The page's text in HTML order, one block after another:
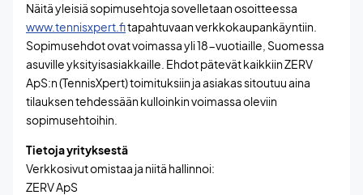
Näitä yleisiä sopimusehtoja sovelletaan osoitteessa
www.tennisxpert.fitapahtuvaan verkkokaupankäyntiin.
Sopimusehdot ovat voimassa yli 18-vuotiaille, Suomessa
asuville yksityisasiakkaille. Ehdot pätevät kaikkiin ZERV
ApS:n (TennisXpert) toimituksiin ja asiakas sitoutuu aina
tilauksen tehdessään kulloinkin voimassa oleviin
sopimusehtoihin.
Tietoja yrityksestä
Verkkosivut omistaa ja niitä hallinnoi:
ZERV ApS